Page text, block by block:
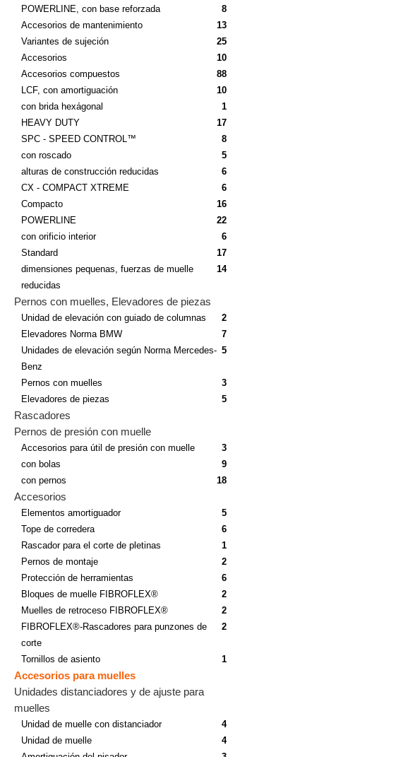
POWERLINE, con base reforzada
8
Accesorios de mantenimiento
13
Variantes de sujeción
25
Accesorios
10
Accesorios compuestos
88
LCF, con amortiguación
10
con brida hexágonal
1
HEAVY DUTY
17
SPC - SPEED CONTROL™
8
con roscado
5
alturas de construcción reducidas
6
CX - COMPACT XTREME
6
Compacto
16
POWERLINE
22
con orificio interior
6
Standard
17
dimensiones pequenas, fuerzas de muelle
reducidas
14
Pernos con muelles, Elevadores de piezas
Unidad de elevación con guiado de columnas
2
Elevadores Norma BMW
7
Unidades de elevación según Norma Mercedes-
Benz
5
Pernos con muelles
3
Elevadores de piezas
5
Rascadores
Pernos de presión con muelle
Accesorios para útil de presión con muelle
3
con bolas
9
con pernos
18
Accesorios
Elementos amortiguador
5
Tope de corredera
6
Rascador para el corte de pletinas
1
Pernos de montaje
2
Protección de herramientas
6
Bloques de muelle FIBROFLEX®
2
Muelles de retroceso FIBROFLEX®
2
FIBROFLEX®-Rascadores para punzones de
corte
2
Tornillos de asiento 1
Accesorios para muelles
Unidades distanciadores y de ajuste para
muelles
Unidad de muelle con distanciador
4
Unidad de muelle
4